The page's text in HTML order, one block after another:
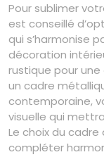
Pour sublimer
est conseillé
qui s’harmonise
décoration
rustique pour
un cadre
contemporaine,
visuelle qui
Le choix du
compléter